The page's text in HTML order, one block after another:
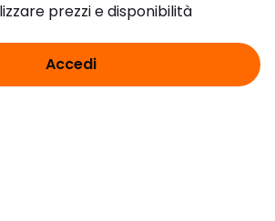
prezzi e disponibilità
Accedi